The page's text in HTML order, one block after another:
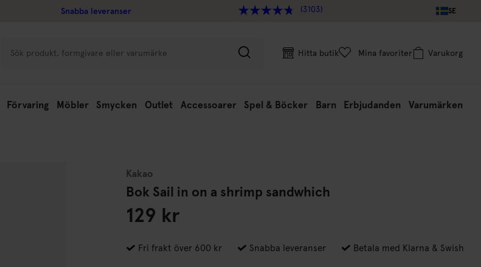
Snabba leveranser (3103) SE
Hitta butik Mina favoriter Varukorg
Förvaring Möbler Smycken Outlet Accessoarer Spel & Böcker Barn Erbjudanden Varumärken
Kakao
Bok Sail in on a shrimp sandwhich
129 kr
Fri frakt över 600 kr Snabba leveranser Betala med Klarna & Swish